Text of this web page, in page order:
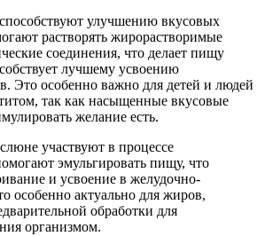
улучшению вкусовых
растворять жирорастворимые
соединения, что делает пищу
лучшему усвоению
Это особенно важно для детей и людей
так как насыщенные вкусовые
желание есть.
участвуют в процессе
эмульгировать пищу, что
и усвоение в желудочно-
особенно актуально для жиров,
обработки для
организмом.